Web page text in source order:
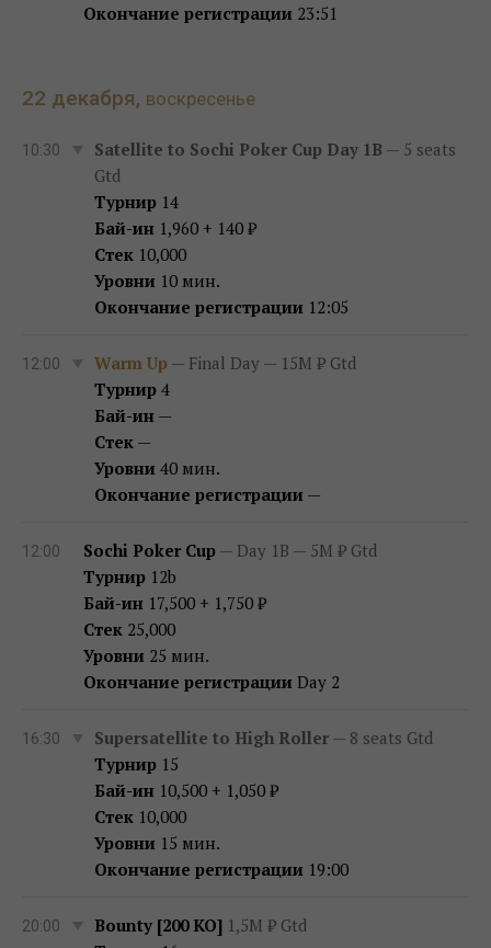
Окончание регистрации 23:51
22 декабря, воскресенье
10:30 Satellite to Sochi Poker Cup Day 1B — 5 seats
Gtd
Турнир 14
Бай-ин 1,960 + 140 ₽
Стек 10,000
Уровни 10 мин.
Окончание регистрации 12:05
12:00 Warm Up — Final Day — 15M ₽ Gtd
Турнир 4
Бай-ин —
Стек —
Уровни 40 мин.
Окончание регистрации —
12:00 Sochi Poker Cup — Day 1B — 5M ₽ Gtd
Турнир 12b
Бай-ин 17,500 + 1,750 ₽
Стек 25,000
Уровни 25 мин.
Окончание регистрации Day 2
16:30 Supersatellite to High Roller — 8 seats Gtd
Турнир 15
Бай-ин 10,500 + 1,050 ₽
Стек 10,000
Уровни 15 мин.
Окончание регистрации 19:00
20:00 Bounty [200 KO] 1,5M ₽ Gtd